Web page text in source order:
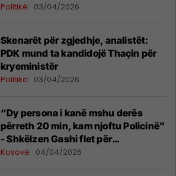
Politikë 03/04/2026
Skenarët për zgjedhje, analistët:
PDK mund ta kandidojë Thaçin për
kryeministër
Politikë 03/04/2026
“Dy persona i kanë mshu derës
përreth 20 min, kam njoftu Policinë”
- Shkëlzen Gashi flet për
ekspozitën, reagimet e bastisjen e
Kosovë 04/04/2026